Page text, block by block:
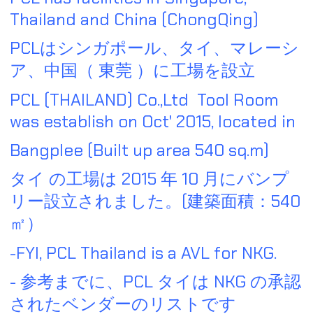
Thailand and China (ChongQing)
PCLはシンガポール、タイ、マレーシ
ア、中国（ 東莞 ）に工場を設立
PCL (THAILAND) Co.,Ltd Tool Room
was establish on Oct' 2015, located in
Bangplee (Built up area 540 sq.m)
タイ の工場は 2015 年 10 月にバンプ
リー設立されました。(建築面積：540
㎡）
-FYI, PCL Thailand is a AVL for NKG.
- 参考までに、PCL タイは NKG の承認
されたベンダーのリストです